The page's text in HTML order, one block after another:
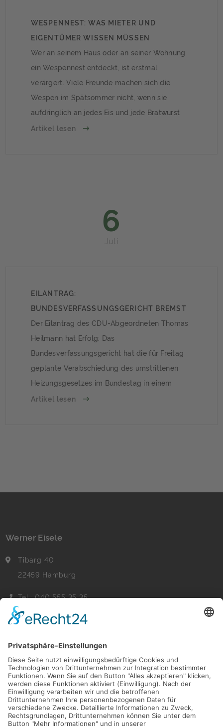
WESPENNEST: WAS MIETER UND
EIGENTÜMER WISSEN MÜSSEN
Wer an seinem Haus oder an seiner Wohnung
ein Wespennest entdeckt, ist erstmal
verärgert. Viele Freunde machen sich die
Wespen im Spätsommer nicht, wenn sie
aufdringlich an jedes Eis und jede Bratwurst
wollen. Tatsächlich muss ein Nest aber keine
Artikel lesen
6
Juli
EILANTRAG:
BUNDESVERFASSUNGSGERICHT BREMST
HEIZUNGSGESETZ
Der Eilantrag des CDU-Abgeordneten Thomas
Heilmann hat Erfolg: Das
Bundesverfassungsgericht hat die für Freitag
geplante Verabschiedung des umstrittenen
Heizungsgesetzes im Bundestag in einem
Eilverfahren gestoppt.
Artikel lesen
Werner Eisele
Tibarg 40
22459 Hamburg
Tel.: 040 555 35 35
Fax: 040 555 22 44
Nachricht senden
Navigation
Immobilien Aktuelles
Für Eigentümer Kontakt
Referenzen Impressum